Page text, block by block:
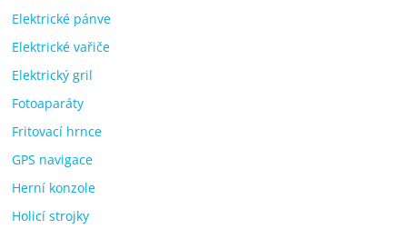
Elektrické pánve
Elektrické vařiče
Elektrický gril
Fotoaparáty
Fritovací hrnce
GPS navigace
Herní konzole
Holicí strojky